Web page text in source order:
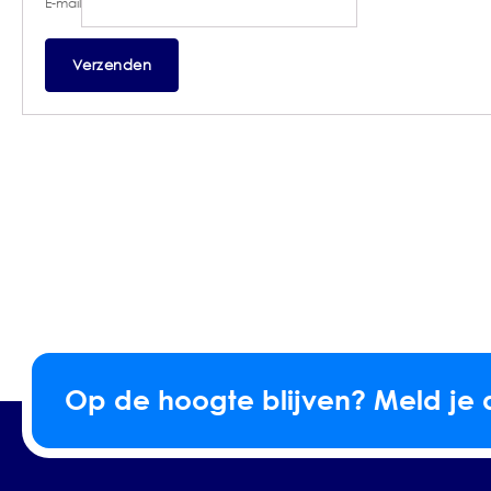
Op de hoogte blijven? Meld je